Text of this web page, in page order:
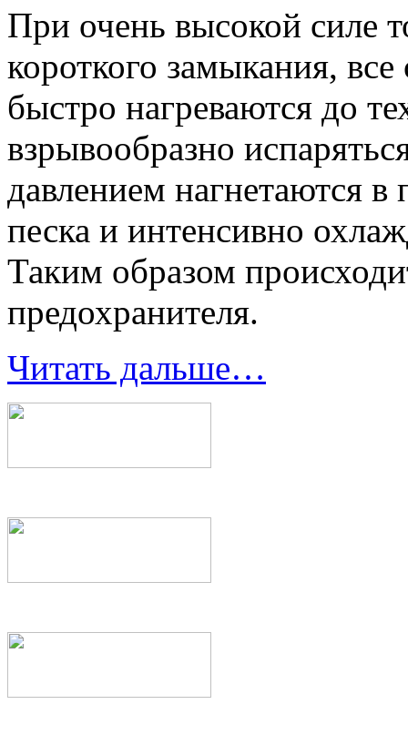
При очень высокой силе
короткого замыкания,
быстро нагреваются до
взрывообразно
давлением нагнетаются
песка и интенсивно
Таким образом
предохранителя.
Читать дальше…